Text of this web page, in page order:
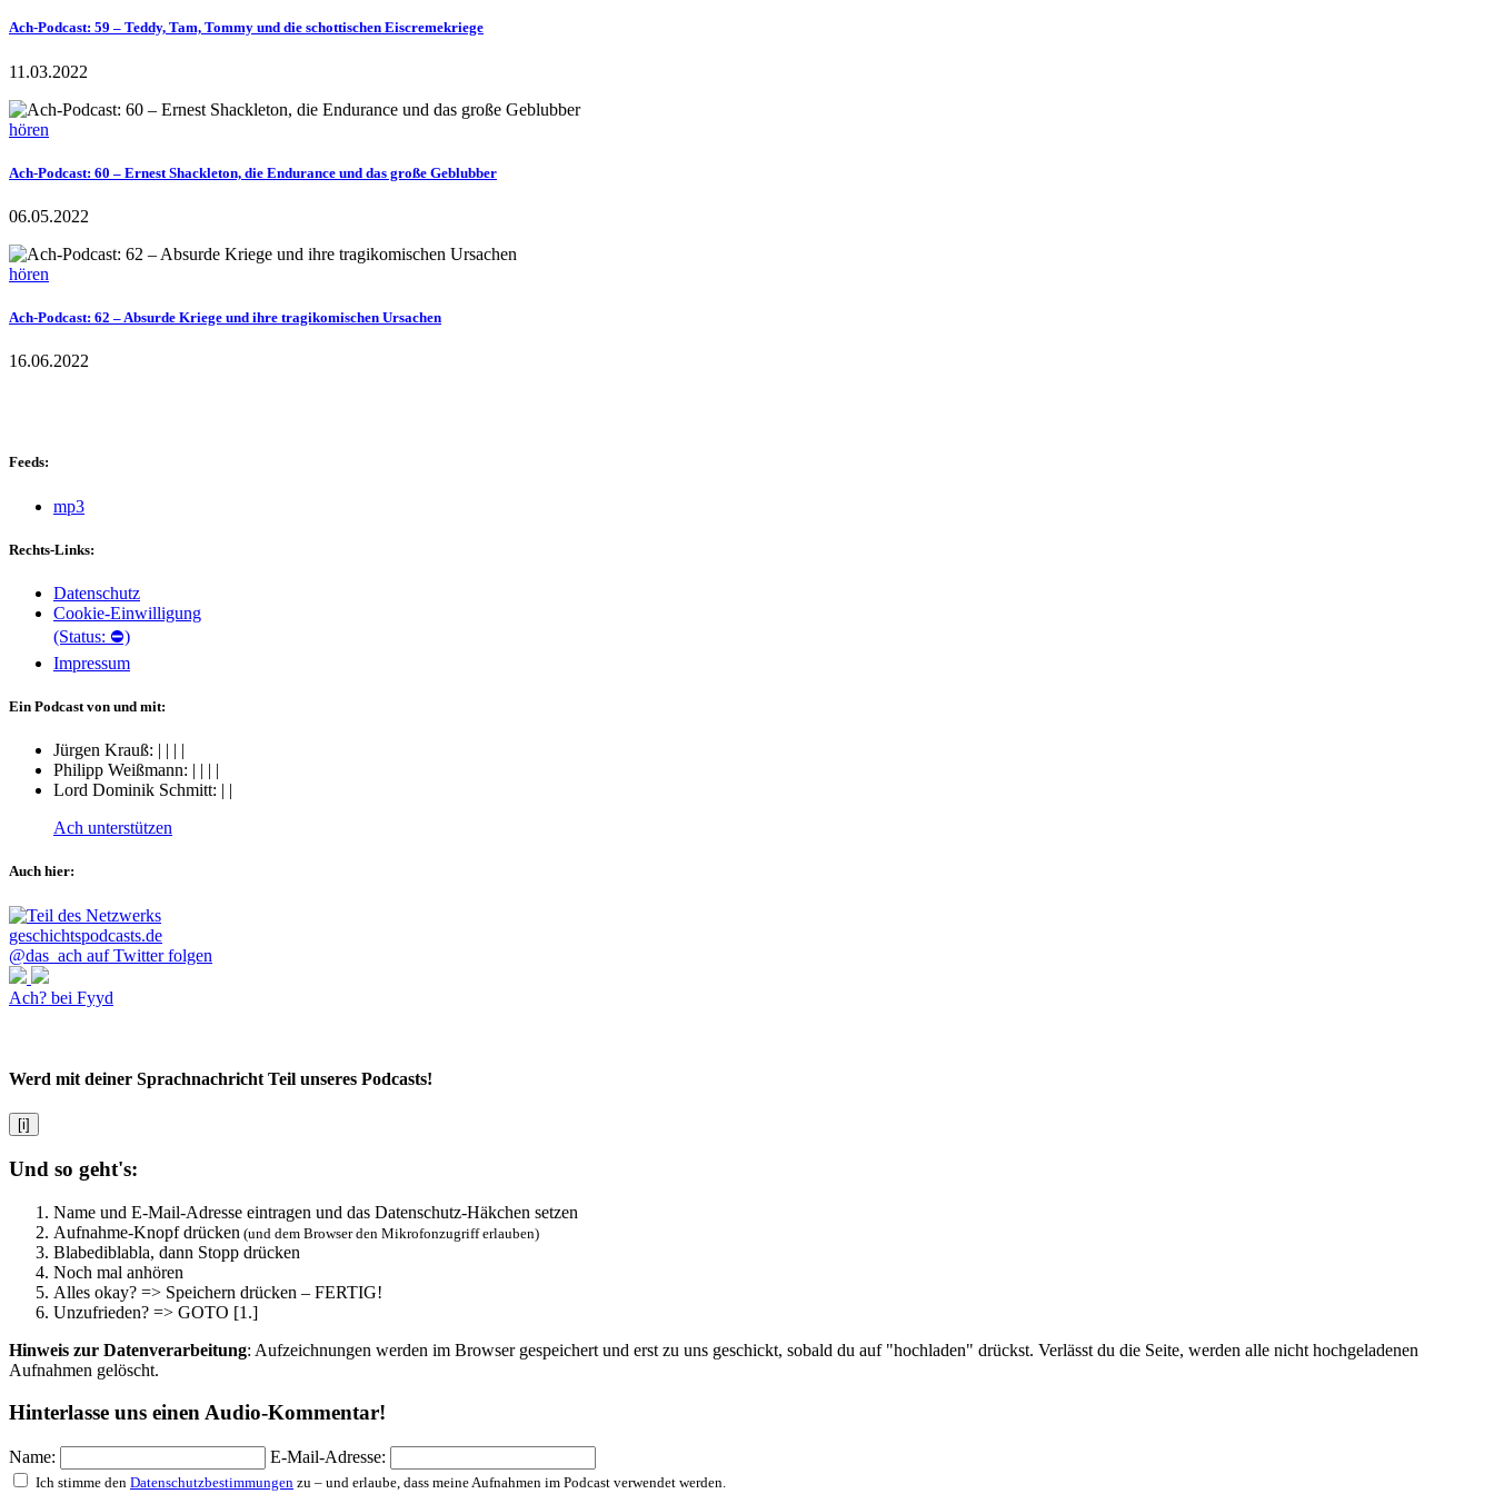
Ach-Podcast: 59 – Teddy, Tam, Tommy und die schottischen Eiscremekriege
11.03.2022
hören
Ach-Podcast: 60 – Ernest Shackleton, die Endurance und das große Geblubber
06.05.2022
hören
Ach-Podcast: 62 – Absurde Kriege und ihre tragikomischen Ursachen
16.06.2022
Feeds:
mp3
Rechts-Links:
Datenschutz
Cookie-Einwilligung
(Status: ⛔)
Impressum
Ein Podcast von und mit:
Jürgen Krauß: | | | |
Philipp Weißmann: | | | |
Lord Dominik Schmitt: | |
Ach unterstützen
Auch hier:
@das_ach auf Twitter folgen
Ach? bei Fyyd
Werd mit deiner Sprachnachricht Teil unseres Podcasts!
[i]
Und so geht's:
Name und E-Mail-Adresse eintragen und das Datenschutz-Häkchen setzen
Aufnahme-Knopf drücken (und dem Browser den Mikrofonzugriff erlauben)
Blabediblabla, dann Stopp drücken
Noch mal anhören
Alles okay? => Speichern drücken – FERTIG!
Unzufrieden? => GOTO [1.]
Hinweis zur Datenverarbeitung: Aufzeichnungen werden im Browser gespeichert und erst zu uns geschickt, sobald du auf "hochladen" drückst. Verlässt du die Seite, werden alle nicht hochgeladenen
Aufnahmen gelöscht.
Hinterlasse uns einen Audio-Kommentar!
Name: E-Mail-Adresse:
Ich stimme den Datenschutzbestimmungen zu – und erlaube, dass meine Aufnahmen im Podcast verwendet werden.